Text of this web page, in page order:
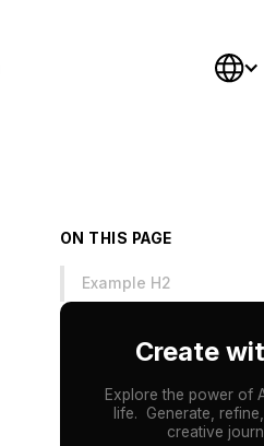
ON THIS PAGE
Example H2
Create
Explore the power of
life. Generate,
creative